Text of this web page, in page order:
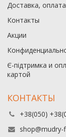
Доставка,
Контакты
Акции
Є-підтримка и
картой
КОНТАКТЫ
+38(050)
shop@mudry-